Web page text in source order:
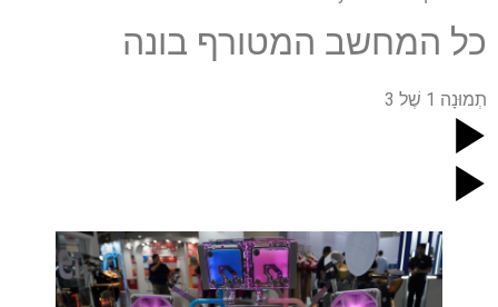
כל המחשב המטורף בונה
תְמוּנָה 1 שֶׁל 3